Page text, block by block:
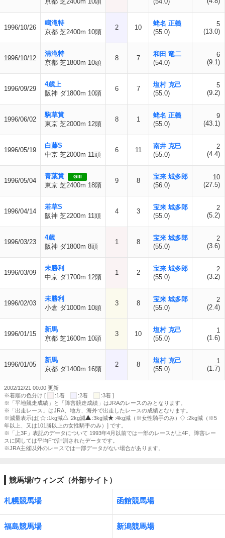
1996/10/26
鳴滝特
京都 芝2400m 10頭
2 10
蛯名 正義
(55.0)
5
(13.0)
1996/10/12
清滝特
京都 芝1800m 10頭
8 7
和田 竜二
(54.0)
6
(9.1)
1996/09/29
4歳上
阪神 ダ1800m 10頭
6 7
塩村 克己
(55.0)
5
(9.2)
1996/06/02
駒草賞
東京 芝2000m 12頭
8 1
蛯名 正義
(55.0)
9
(43.1)
1996/05/19
白藤S
中京 芝2000m 11頭
6 11
南井 克巳
(55.0)
2
(4.4)
1996/05/04
青葉賞 GIII
東京 芝2400m 18頭
9 8
宝来 城多郎
(56.0)
10
(27.5)
1996/04/14
若草S
阪神 芝2200m 11頭
4 3
宝来 城多郎
(55.0)
2
(5.2)
1996/03/23
4歳
阪神 ダ1800m 8頭
1 8
宝来 城多郎
(55.0)
2
(3.6)
1996/03/09
未勝利
中京 ダ1700m 12頭
1 2
宝来 城多郎
(55.0)
2
(3.2)
1996/02/03
未勝利
小倉 ダ1000m 10頭
3 8
宝来 城多郎
(55.0)
2
(2.4)
1996/01/15
新馬
京都 芝1600m 10頭
3 10
塩村 克己
(55.0)
1
(1.6)
1996/01/05
新馬
京都 ダ1400m 16頭
2 8
塩村 克己
(55.0)
1
(1.7)
2002/12/21 00:00 更新
※着順の色分け [
:1着 :2着
:3着 ]
※「平地競走成績」と「障害競走成績」はJRAのレースのみとなります。
※「出走レース」はJRA、地方、海外で出走したレースの成績となります。
※減量表示は[
:1kg減 :2kg減 :3kg減 :4kg減（※女性騎手のみ）
:2kg減（※5
年以上、又は101勝以上の女性騎手のみ）] です。
※「上3F」表記のデータについて 1993年4月以前では一部のレースが上4F、障害レー
スに関しては平均Fで計測されたデータです。
※JRA主催以外のレースでは一部データがない場合があります。
競馬場/ウィンズ（外部サイト）
札幌競馬場 函館競馬場
福島競馬場 新潟競馬場